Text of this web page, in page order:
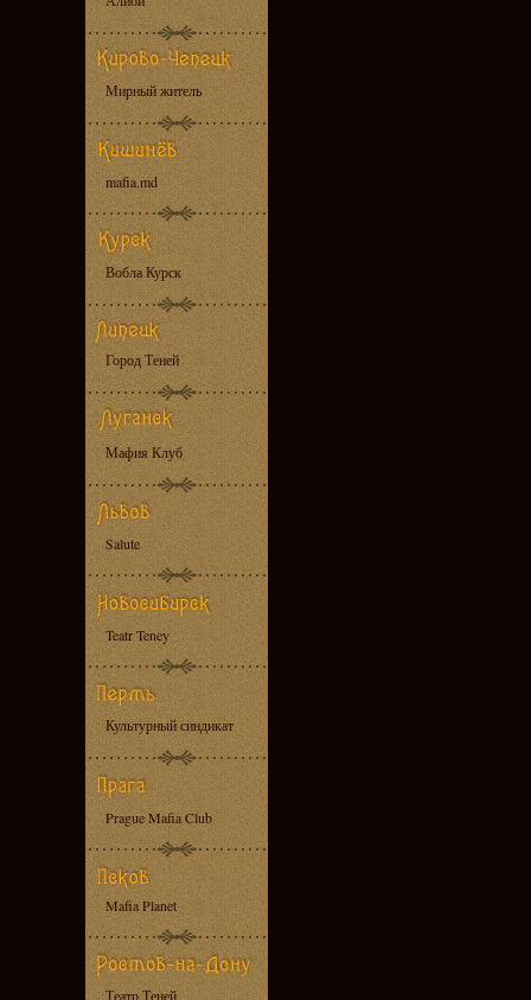
Мирный житель
mafia.md
Вобла Курск
Город Теней
Мафия Клуб
Salute
Teatr Teney
Культурный синдикат
Prague Mafia Club
Mafia Planet
Театр Теней